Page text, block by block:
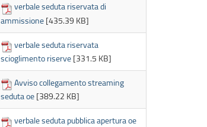
verbale seduta riservata di
ammissione [435.39 KB]
verbale seduta riservata
scioglimento riserve [331.5 KB]
Avviso collegamento streaming
seduta oe [389.22 KB]
verbale seduta pubblica apertura oe